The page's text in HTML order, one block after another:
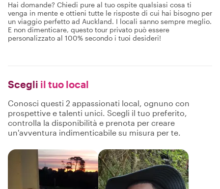
Hai domande? Chiedi pure al tuo ospite qualsiasi cosa ti
venga in mente e ottieni tutte le risposte di cui hai bisogno per
un viaggio perfetto ad Auckland. I locali sanno sempre meglio.
E non dimenticare, questo tour privato può essere
personalizzato al 100% secondo i tuoi desideri!
Scegli il tuo local
Conosci questi 2 appassionati local, ognuno con
prospettive e talenti unici. Scegli il tuo preferito,
controlla la disponibilità e prenota per creare
un'avventura indimenticabile su misura per te.